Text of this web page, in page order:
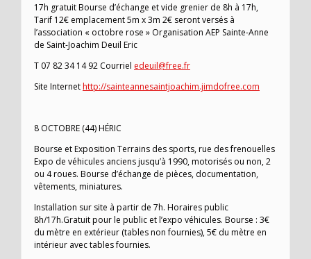
17h gratuit Bourse d’échange et vide grenier de 8h à 17h,
Tarif 12€ emplacement 5m x 3m 2€ seront versés à
l’association « octobre rose » Organisation AEP Sainte-Anne
de Saint-Joachim Deuil Eric
T 07 82 34 14 92 Courriel edeuil@free.fr
Site Internethttp://sainteannesaintjoachim.jimdofree.com
8 OCTOBRE (44) HÉRIC
Bourse et Exposition Terrains des sports, rue des frenouelles
Expo de véhicules anciens jusqu’à 1990, motorisés ou non, 2
ou 4 roues. Bourse d’échange de pièces, documentation,
vêtements, miniatures.
Installation sur site à partir de 7h. Horaires public
8h/17h.Gratuit pour le public et l’expo véhicules. Bourse : 3€
du mètre en extérieur (tables non fournies), 5€ du mètre en
intérieur avec tables fournies.